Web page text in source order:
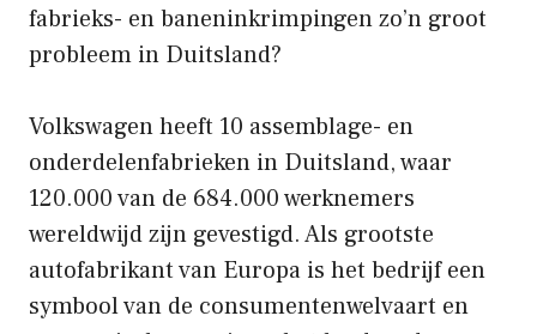
fabrieks- en baneninkrimpingen zo’n groot
probleem in Duitsland?
Volkswagen heeft 10 assemblage- en
onderdelenfabrieken in Duitsland, waar
120.000 van de 684.000 werknemers
wereldwijd zijn gevestigd. Als grootste
autofabrikant van Europa is het bedrijf een
symbool van de consumentenwelvaart en